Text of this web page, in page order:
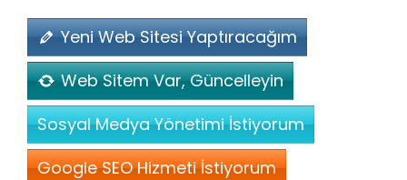
Yeni Web Sitesi Yaptıracağım
Web Sitem Var, Güncelleyin
Sosyal Medya Yönetimi İstiyorum
Google SEO Hizmeti İstiyorum